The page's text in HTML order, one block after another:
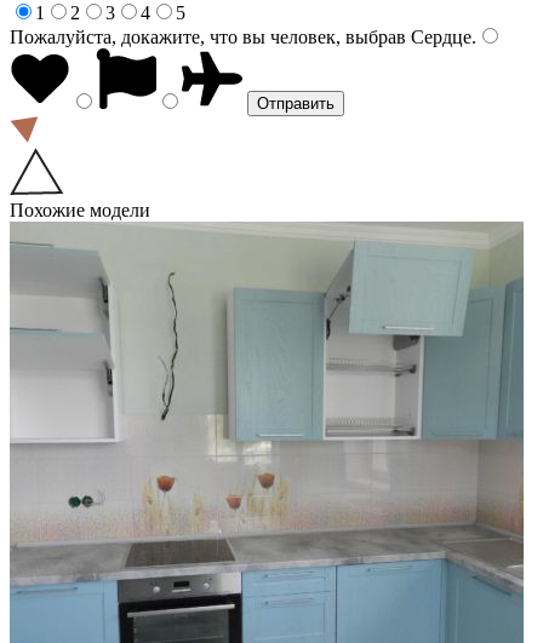
1
2 3 4
5
Пожалуйста, докажите, что вы человек, выбрав Сердце.
Похожие модели